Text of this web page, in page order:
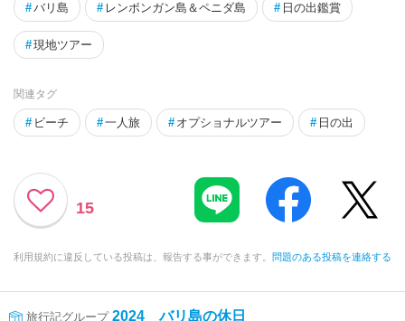
#バリ島 # レンボンガン島＆ペニダ島 # 日の出鑑賞
#現地ツアー
関連タグ
# ビーチ #一人旅 # オプショナルツアー # 日の出
15
利用規約に違反している投稿は、報告する事ができます。 問題のある投稿を連絡する
旅行記グループ 2024 バリ島の休日